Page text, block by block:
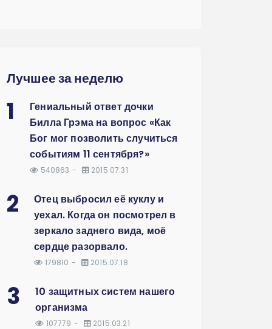
Лучшее за неделю
1
Гениальный ответ дочки
Билла Грэма на вопрос «Как
Бог мог позволить случиться
событиям 11 сентября?»
540863 2015.07.31
2
Отец выбросил её куклу и
уехал. Когда он посмотрел в
зеркало заднего вида, моё
сердце разорвало.
179810 2015.07.18
3
10 защитных систем нашего
организма
107779 2015.03.21